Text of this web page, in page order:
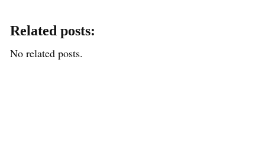
Related posts:
No related posts.